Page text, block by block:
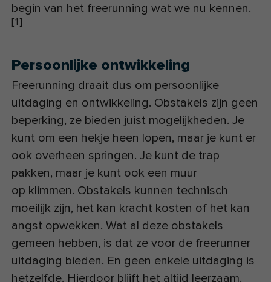
begin van het freerunning wat we nu kennen.
[1]
Persoonlijke ontwikkeling
Freerunning draait dus om persoonlijke
uitdaging en ontwikkeling. Obstakels zijn geen
beperking, ze bieden juist mogelijkheden. Je
kunt om een hekje heen lopen, maar je kunt er
ook overheen springen. Je kunt de trap
pakken, maar je kunt ook een muur
op klimmen. Obstakels kunnen technisch
moeilijk zijn, het kan kracht kosten of het kan
angst opwekken. Wat al deze obstakels
gemeen hebben, is dat ze voor de freerunner
uitdaging bieden. En geen enkele uitdaging is
hetzelfde. Hierdoor blijft het altijd leerzaam.